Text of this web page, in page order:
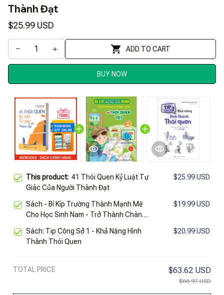
Thành Đạt
$25.99 USD
ADD TO CART
BUY NOW
This product: 41 Thói Quen Kỷ Luật Tự
Giác Của Người Thành Đạt
$25.99 USD
Sách - Bí Kíp Trường Thành Mạnh Mẽ
Cho Học Sinh Nam - Trở Thành Chàng
$19.99 USD
Sách: Tip Công Sở 1 - Khả Năng Hình
Thành Thói Quen
$20.99 USD
TOTAL PRICE $63.62 USD
$66.97 USD